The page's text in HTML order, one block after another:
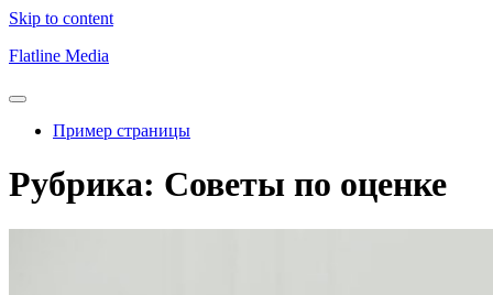
Skip to content
Flatline Media
Пример страницы
Рубрика: Советы по оценке